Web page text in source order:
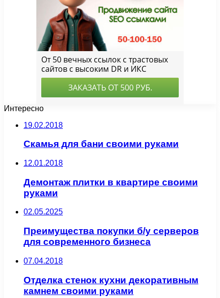
Интересно
19.02.2018
Скамья для бани своими руками
12.01.2018
Демонтаж плитки в квартире своими
руками
02.05.2025
Преимущества покупки б/у серверов
для современного бизнеса
07.04.2018
Отделка стенок кухни декоративным
камнем своими руками